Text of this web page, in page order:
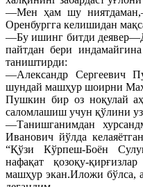
—Мен ҳам шу
Оренбургга келишидан
—Бу ишинг битди
пайтдан бери
таништирди:
—Александр Сергеевич
шундай машҳур шоирни
Пушкин бир оз ноқулай
саломлашиш учун қўлини
—Танишганимдан
Иванович йўлда
“Қўзи Кўрпеш-Боён
нафақат қозоқу-
машҳур экан.Иложи бўлса,